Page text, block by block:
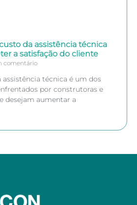
da assistência técnica
a satisfação do cliente
comentário
assistência técnica é um dos
por construtoras e
desejam aumentar a